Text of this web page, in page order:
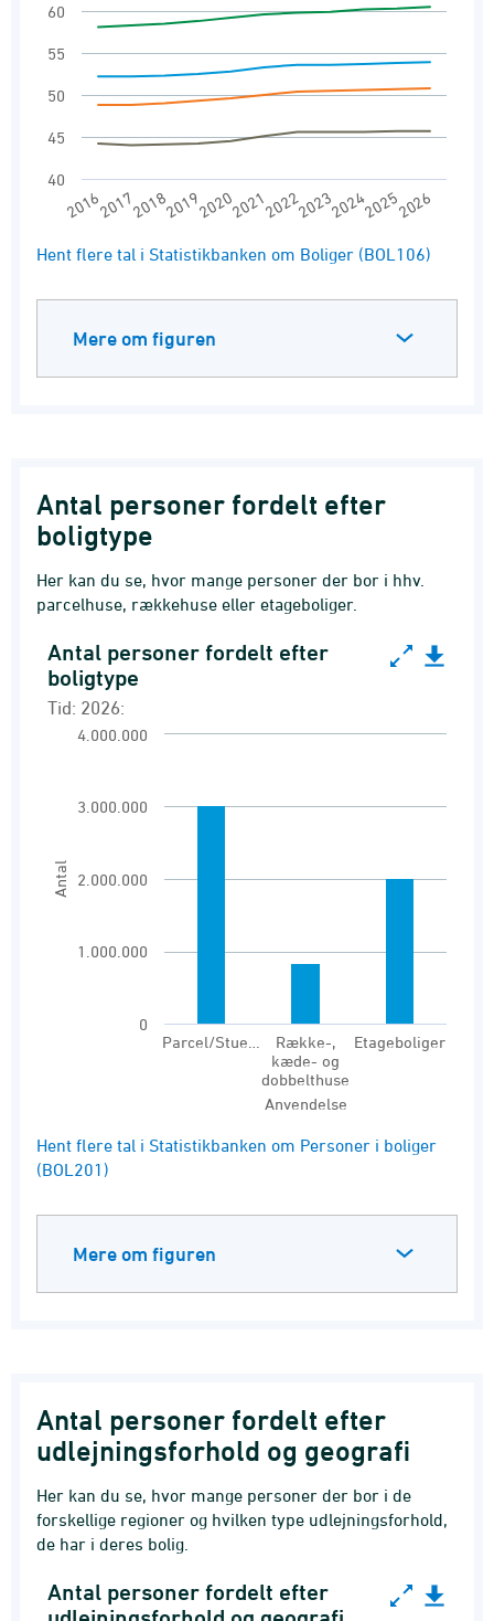
20162017201820192020202120222023202420252026
40
45
50
55
60
End of interactive chart.
Hent flere tal i Statistikbanken om Boliger (BOL106)
Mere om figuren
Antal personer fordelt efter
boligtype
Her kan du se, hvor mange personer der bor i hhv.
parcelhuse, rækkehuse eller etageboliger.
Antal personer fordelt efter boligtype
Bar chart with 3 bars.
Tid: 2026:
View as data table, Antal personer fordelt
The chart has 1 Y axis displaying Antal.
Anvendelse
Antal
Antal personer fordelt efter
boligtype
Tid: 2026:
Parcel/Stue…
Række-,
kæde- og
dobbelthuse
Etageboliger
0
1.000.000
2.000.000
3.000.000
4.000.000
End of interactive chart.
Hent flere tal i Statistikbanken om Personer i boliger
(BOL201)
Mere om figuren
Antal personer fordelt efter
udlejningsforhold og geografi
Her kan du se, hvor mange personer der bor i de
forskellige regioner og hvilken type udlejningsforhold,
de har i deres bolig.
Antal personer fordelt efter udlejningsforhold
Antal personer fordelt efter